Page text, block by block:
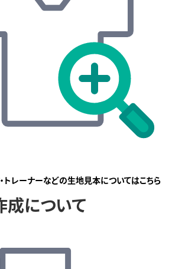
トレーナーなどの生地見本についてはこちら
成について